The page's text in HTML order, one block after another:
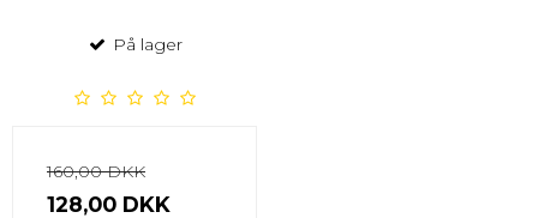
På lager
160,00 DKK
128,00 DKK